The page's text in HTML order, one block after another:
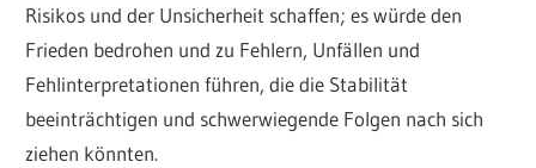
Risikos und der Unsicherheit schaffen; es würde den
Frieden bedrohen und zu Fehlern, Unfällen und
Fehlinterpretationen führen, die die Stabilität
beeinträchtigen und schwerwiegende Folgen nach sich
ziehen könnten.